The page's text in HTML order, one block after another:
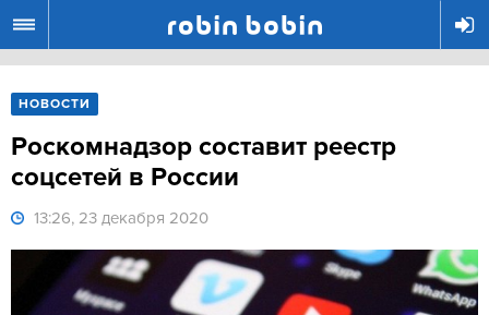
НОВОСТИ
Роскомнадзор составит реестр
соцсетей в России
13:26, 23 декабря 2020